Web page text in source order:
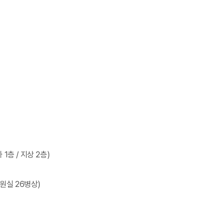
1층 / 지상 2층)
실 26병상)